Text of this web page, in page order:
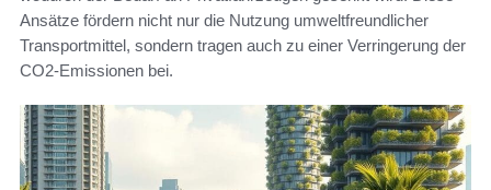
Ansätze fördern nicht nur die Nutzung umweltfreundlicher
Transportmittel, sondern tragen auch zu einer Verringerung der
CO2-Emissionen bei.